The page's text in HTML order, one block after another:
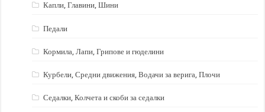
Капли, Главини, Шини
Педали
Кормила, Лапи, Грипове и гюделини
Курбели, Средни движения, Водачи за верига, Плочи
Седалки, Колчета и скоби за седалки